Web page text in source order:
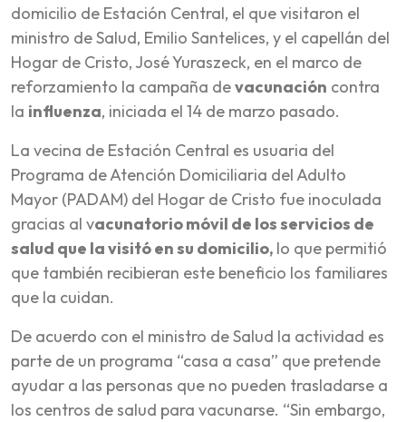
domicilio de Estación Central, el que visitaron el
ministro de Salud, Emilio Santelices, y el capellán del
Hogar de Cristo, José Yuraszeck, en el marco de
reforzamiento la campaña devacunación contra
la influenza, iniciada el 14 de marzo pasado.
La vecina de Estación Central es usuaria del
Programa de Atención Domiciliaria del Adulto
Mayor (PADAM) del Hogar de Cristo fue inoculada
gracias al vacunatorio móvil de los servicios de
salud que la visitó en su domicilio, lo que permitió
que también recibieran este beneficio los familiares
que la cuidan.
De acuerdo con el ministro de Salud la actividad es
parte de un programa “casa a casa” que pretende
ayudar a las personas que no pueden trasladarse a
los centros de salud para vacunarse. “Sin embargo,